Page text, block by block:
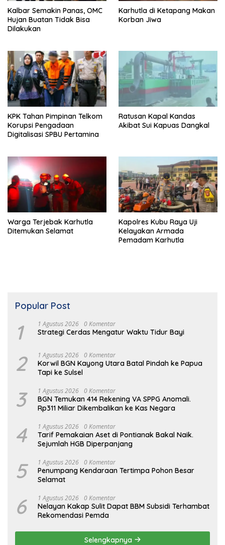
Kalbar Semakin Panas, OMC
Hujan Buatan Tidak Bisa
Dilakukan
Karhutla di Ketapang Makan
Korban Jiwa
KPK Tahan Pimpinan Telkom
Korupsi Pengadaan
Digitalisasi SPBU Pertamina
Ratusan Kapal Kandas
Akibat Sui Kapuas Dangkal
Warga Terjebak Karhutla
Ditemukan Selamat
Kapolres Kubu Raya Uji
Kelayakan Armada
Pemadam Karhutla
Popular Post
1 1 Agustus 2026 0 Komentar
Strategi Cerdas Mengatur Waktu Tidur Bayi
2 1 Agustus 2026 0 Komentar
Korwil BGN Kayong Utara Batal Pindah ke Papua
Tapi ke Sulsel
3 1 Agustus 2026 0 Komentar
BGN Temukan 414 Rekening VA SPPG Anomali.
Rp311 Miliar Dikembalikan ke Kas Negara
4 1 Agustus 2026 0 Komentar
Tarif Pemakaian Aset di Pontianak Bakal Naik.
Sejumlah HGB Diperpanjang
5 1 Agustus 2026 0 Komentar
Penumpang Kendaraan Tertimpa Pohon Besar
Selamat
6 1 Agustus 2026 0 Komentar
Nelayan Kakap Sulit Dapat BBM Subsidi Terhambat
Rekomendasi Pemda
Selengkapnya